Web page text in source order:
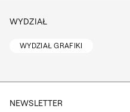
WYDZIAŁ
WYDZIAŁ GRAFIKI
NEWSLETTER